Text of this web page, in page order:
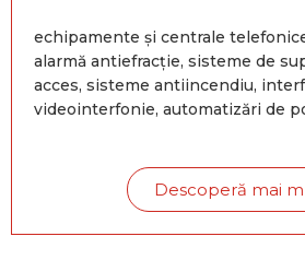
echipamente și centrale
alarmă antiefracție, sisteme de
acces, sisteme antiincendiu,
videointerfonie, automatizări de
Descoperă mai